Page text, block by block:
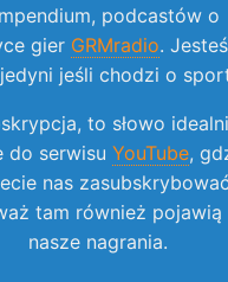
podcastów o
gier GRMradio.
jeśli chodzi o
to słowo idealni
do serwisuYouTube,
nas
tam również pojawią
nasze nagrania.